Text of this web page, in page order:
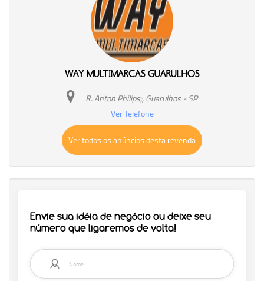
WAY MULTIMARCAS GUARULHOS
R. Anton Philips;, Guarulhos - SP
Ver Telefone
Ver todos os anúncios desta revenda
Envie sua idéia de negócio ou deixe seu
número que ligaremos de volta!